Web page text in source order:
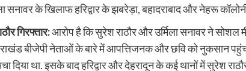
सनावर के खिलाफ हरिद्वार के झबरेड़ा, बहादराबाद और नेहरू
गिरफ्तार:आरोप है कि सुरेश राठौर और उर्मिला सनावर ने सोशल
बीजेपी नेताओं के बारे में आपत्तिजनक और छवि को नुकसान
दिया था. इसके बाद हरिद्वार और देहरादून के कई थानों में सुरेश